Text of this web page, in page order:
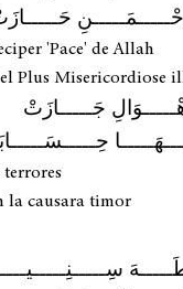
'Pace' de Allah
Plus Misericordiose
جَـــــازَتْ
la causara timor